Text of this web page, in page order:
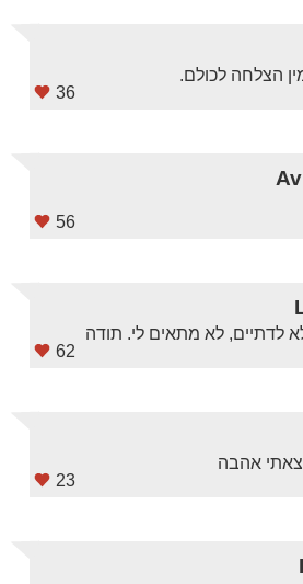
36
הצלחה לכולם.
56
62
לדתיים, לא מתאים לי. תודה
23
אהבה